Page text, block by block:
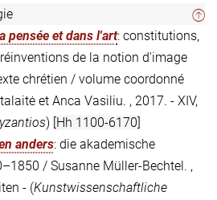
pensée et dans l'art: constitutions,
de la notion d'image
chrétien / volume coordonné
et Anca Vasiliu. , 2017. - XIV,
) [Hh 1100-6170]
anders: die akademische
/ Susanne Müller-Bechtel. ,
- (Kunstwissenschaftliche